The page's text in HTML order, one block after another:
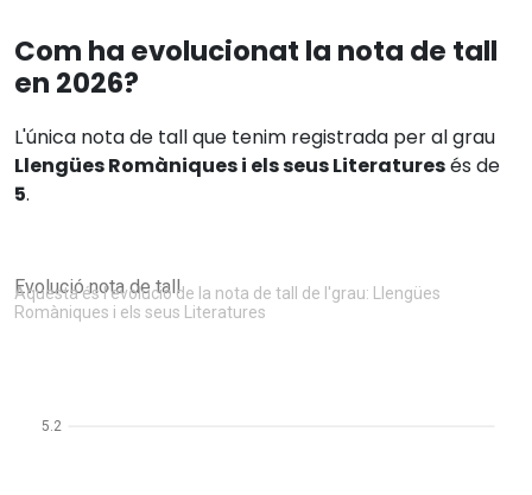
Com ha evolucionat la nota de tall
en 2026?
L'única nota de tall que tenim registrada per al grau
Llengües Romàniques i els seus Literaturesés de
5.
Evolució nota de tall
Aquesta és l'evolució de la nota de tall de l'grau: Llengües
Romàniques i els seus Literatures
5.2